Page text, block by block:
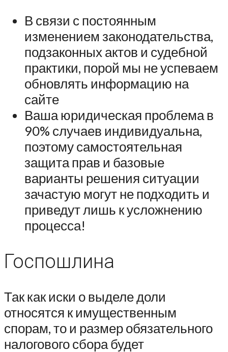
В связи с постоянным
изменением законодательства,
подзаконных актов и судебной
практики, порой мы не успеваем
обновлять информацию на
сайте
Ваша юридическая проблема в
90% случаев индивидуальна,
поэтому самостоятельная
защита прав и базовые
варианты решения ситуации
зачастую могут не подходить и
приведут лишь к усложнению
процесса!
Госпошлина
Так как иски о выделе доли
относятся к имущественным
спорам, то и размер обязательного
налогового сбора будет